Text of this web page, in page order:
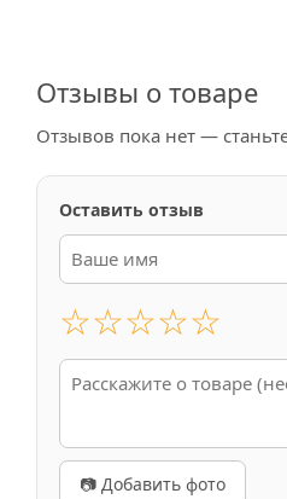
Отзывы о товаре
Отзывов пока нет —
Оставить отзыв
☆☆☆☆☆
📷 Добавить фото